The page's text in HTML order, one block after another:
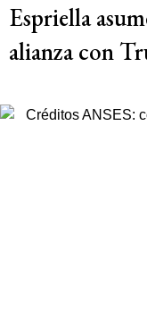
Espriella
alianza con